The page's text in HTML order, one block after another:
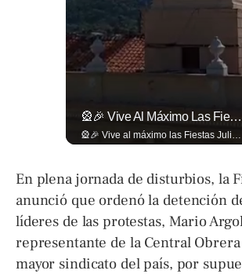
🎡🎉 Vive Al Máximo Las Fiestas Julias En Santa Ana: Tradición, Gastronomía, Juegos Mecánicos Y Un Ambiente Lleno De Color Convierten A La Ciudad Heroica...
En plena jornada de disturbios, la
anunció que ordenó la detención
líderes de las protestas, Mario
representante de la Central
mayor sindicato del país, por